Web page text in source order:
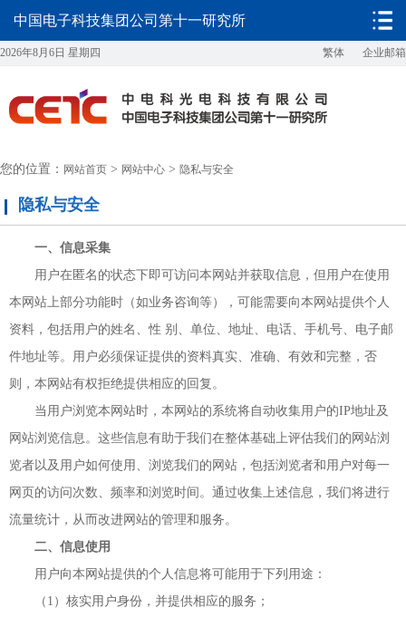
2026年8月6日 星期四 繁体 企业邮箱
中国电子科技集团公司第十一研究所
您的位置： 网站首页 > 网站中心 > 隐私与安全
隐私与安全
一、信息采集
用户在匿名的状态下即可访问本网站并获取信息，但用户在使用
本网站上部分功能时（如业务咨询等），可能需要向本网站提供个人
资料，包括用户的姓名、性 别、单位、地址、电话、手机号、电子邮
件地址等。用户必须保证提供的资料真实、准确、有效和完整，否
则，本网站有权拒绝提供相应的回复。
当用户浏览本网站时，本网站的系统将自动收集用户的IP地址及
网站浏览信息。这些信息有助于我们在整体基础上评估我们的网站浏
览者以及用户如何使用、浏览我们的网站，包括浏览者和用户对每一
网页的访问次数、频率和浏览时间。通过收集上述信息，我们将进行
流量统计，从而改进网站的管理和服务。
二、信息使用
用户向本网站提供的个人信息将可能用于下列用途：
（1）核实用户身份，并提供相应的服务；